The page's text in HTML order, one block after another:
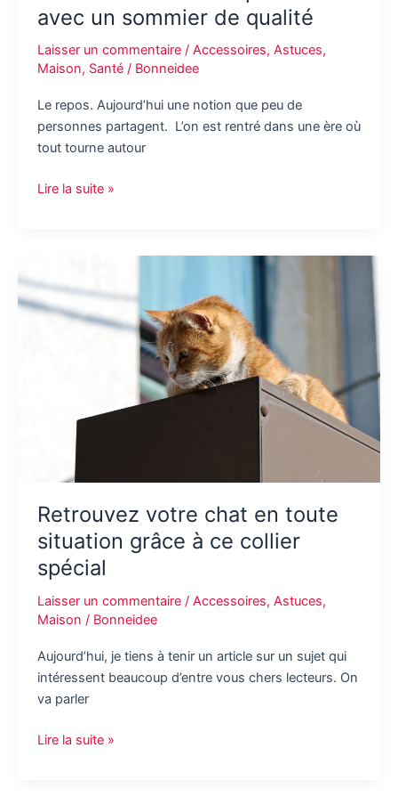
avec un sommier de qualité
Laisser un commentaire / Accessoires, Astuces,
Maison, Santé/ Bonneidee
Le repos. Aujourd’hui une notion que peu de
personnes partagent. L’on est rentré dans une ère où
tout tourne autour
Pensez
avec
un
Lire la suite »
Retrouvez votre chat en toute
situation grâce à ce collier
spécial
Laisser un commentaire / Accessoires, Astuces,
Maison / Bonneidee
Aujourd’hui, je tiens à tenir un article sur un sujet qui
intéressent beaucoup d’entre vous chers lecteurs. On
va parler
Retrouvez
Lire la suite »